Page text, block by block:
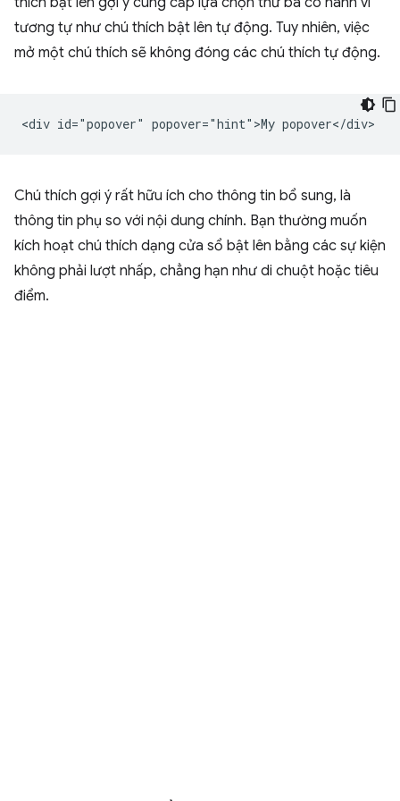
tương tự như chú thích bật lên tự động. Tuy nhiên, việc
mở một chú thích sẽ không đóng các chú thích tự động.
Chú thích gợi ý rất hữu ích cho thông tin bổ sung, là
thông tin phụ so với nội dung chính. Bạn thường muốn
kích hoạt chú thích dạng cửa sổ bật lên bằng các sự kiện
không phải lượt nhấp, chẳng hạn như di chuột hoặc tiêu
điểm.